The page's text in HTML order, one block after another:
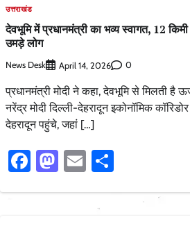
उत्तराखंड
देवभूमि में प्रधानमंत्री का भव्य स्वागत, 12
उमड़े लोग
News Desk April 14, 2026 0
प्रधानमंत्री मोदी ने कहा, देवभूमि से मिलती है
नरेंद्र मोदी दिल्ली-देहरादून इकोनॉमिक
देहरादून पहुंचे, जहां […]
Facebook
Mastodon
Email